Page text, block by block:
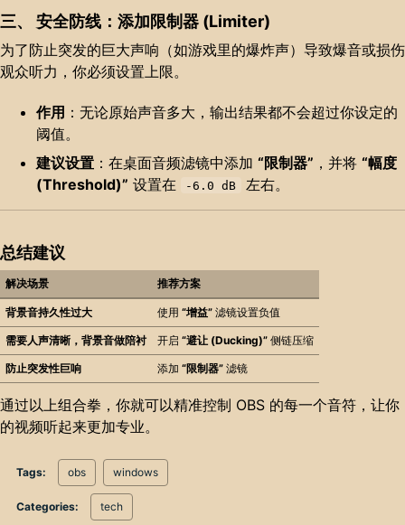
三、 安全防线：添加限制器 (Limiter)
为了防止突发的巨大声响（如游戏里的爆炸声）导致爆音或损伤
观众听力，你必须设置上限。
作用 ：无论原始声音多大，输出结果都不会超过你设定的
阈值。
建议设置 ：在桌面音频滤镜中添加 “限制器” ，并将 “幅度
(Threshold)” 设置在 -6.0 dB 左右。
总结建议
解决场景 推荐方案
背景音持久性过大 使用 “增益” 滤镜设置负值
需要人声清晰，背景音做陪衬 开启 “避让 (Ducking)” 侧链压缩
防止突发性巨响 添加 “限制器” 滤镜
通过以上组合拳，你就可以精准控制 OBS 的每一个音符，让你
的视频听起来更加专业。
Tags: obs windows
Categories: tech